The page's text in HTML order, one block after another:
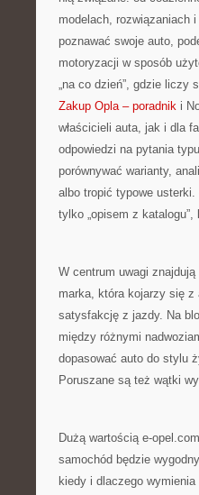
modelach, rozwiązaniach
poznawać swoje auto,
motoryzacji w sposób
„na co dzień”, gdzie
Zakup Opla – poradnik i
właścicieli auta, jak i dla
odpowiedzi na pytania
porównywać warianty,
albo tropić typowe
tylko „opisem z
W centrum uwagi
marka, która kojarzy się
satysfakcję z jazdy. Na
między różnymi
dopasować auto do stylu
Poruszane są też wątki
Dużą wartością e-
samochód będzie
kiedy i dlaczego